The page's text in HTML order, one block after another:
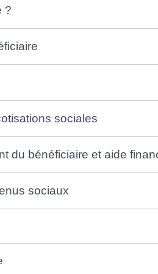
?
sociales
du bénéficiaire et aide
sociaux